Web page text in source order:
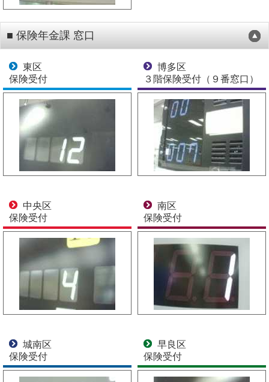
■ 保険年金課 窓口
東区
保険受付
博多区
３階保険受付（９番窓口）
中央区
保険受付
南区
保険受付
城南区
保険受付
早良区
保険受付